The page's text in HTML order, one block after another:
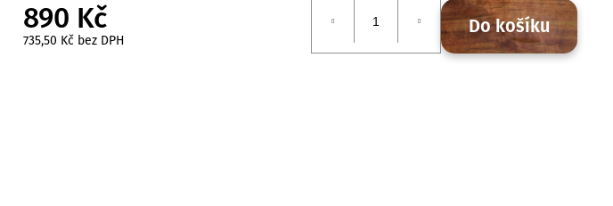
890 Kč
735,50 Kč bez DPH
Do košíku